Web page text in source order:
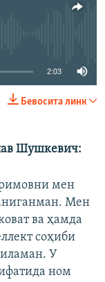
эмас
2:03
Бевосита линк
Шушкевич:
мен
Мен
ва ҳамда
соҳиби
У
ном